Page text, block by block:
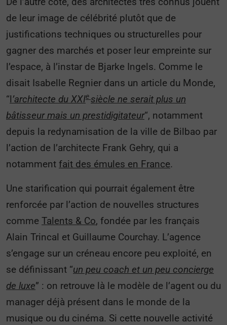
de leur image de célébrité plutôt que de
justifications techniques ou structurelles pour
gagner des marchés et poser leur empreinte sur
l’espace, à l’instar de Bjarke Ingels. Comme le
disait Isabelle Regnier dans un article du Monde,
“l’architecte du XXIesiècle ne serait plus un
bâtisseur mais un prestidigitateur“, notamment
depuis la redynamisation de la ville de Bilbao par
l’action de l’architecte Frank Gehry, qui a
notamment fait des émules en France.
Une starification qui pourrait également être
renforcée par l’action de nouvelles structures
comme Talents & Co, fondée par les français
Alain Trincal et Guillaume Courchay. L’agence
s’engage sur un créneau encore peu exploité, en
se définissant “un peu coach et un peu concierge
de luxe” : on retrouve là le modèle de l’agent ou du
manager déjà présent dans le monde de la
musique ou du cinéma. Si cette nouvelle activité